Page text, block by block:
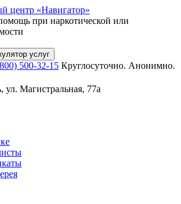
при наркотической или
услуг
500-32-15 Круглосуточно. Анонимно.
ул. Магистральная, 77a